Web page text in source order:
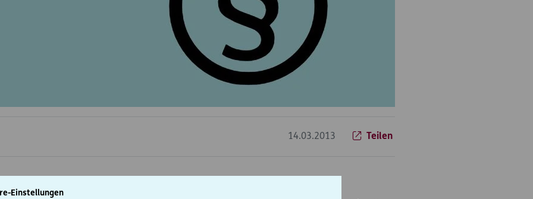
Einstellungen
14.03.2013 Teilen